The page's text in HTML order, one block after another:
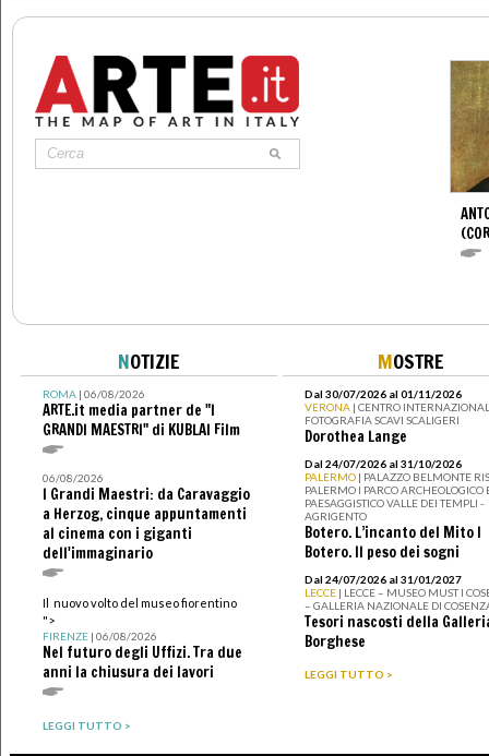
NOTIZIE
ROMA| 06/08/2026
ARTE.it media partner de "I
GRANDI MAESTRI" di KUBLAI Film
06/08/2026
I Grandi Maestri: da Caravaggio
a Herzog, cinque appuntamenti
al cinema con i giganti
dell'immaginario
Il nuovo volto del museo fiorentino
">
FIRENZE| 06/08/2026
Nel futuro degli Uffizi. Tra due
anni la chiusura dei lavori
LEGGI TUTTO >
MOSTRE
Dal 30/07/2026 al 01/11/2026
VERONA | CENTRO
FOTOGRAFIA SCAVI SCALIGERI
Dorothea Lange
Dal 24/07/2026 al 31/10/2026
PALERMO | PALAZZO BELMONTE
PALERMO I PARCO ARCHEOLOGICO
PAESAGGISTICO VALLE DEI TEMPLI -
AGRIGENTO
Botero. L’incanto del Mito I
Botero. Il peso dei sogni
Dal 24/07/2026 al 31/01/2027
LECCE | LECCE – MUSEO MUST I
– GALLERIA NAZIONALE DI
Tesori nascosti della
Borghese
LEGGI TUTTO >